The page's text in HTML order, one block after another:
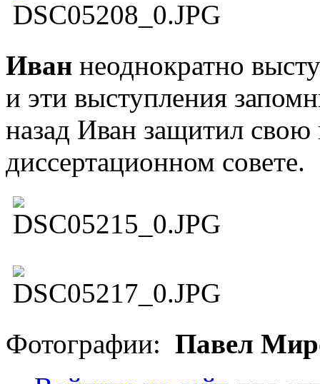
Иван неоднократно
и эти выступления
назад Иван защитил
диссертационном совете.
Фотографии: Павел